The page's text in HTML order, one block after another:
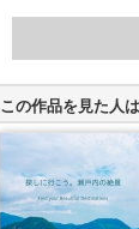
この作品を見た人